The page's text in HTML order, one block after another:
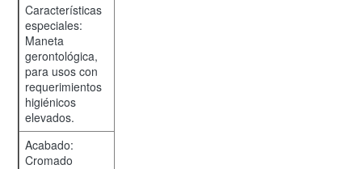
Características
especiales:
Maneta
gerontológica,
para usos con
requerimientos
higiénicos
elevados.
Acabado:
Cromado